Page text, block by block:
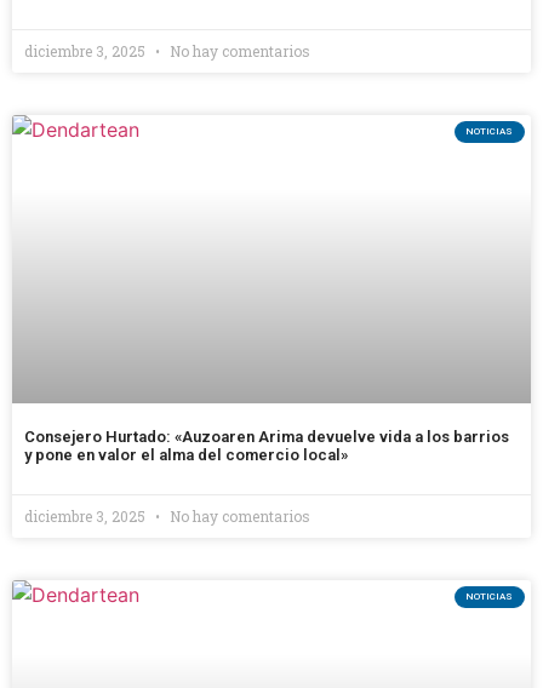
diciembre 3, 2025 No hay comentarios
NOTICIAS
Consejero Hurtado: «Auzoaren Arima devuelve vida a los barrios
y pone en valor el alma del comercio local»
diciembre 3, 2025 No hay comentarios
NOTICIAS